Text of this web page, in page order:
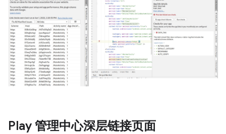
Play 管理中心深层链接页面